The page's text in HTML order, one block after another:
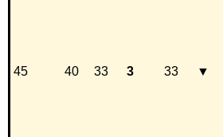
45 40 33 3 33 ▼